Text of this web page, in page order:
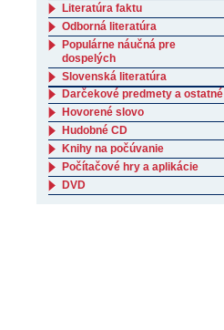
Literatúra faktu
Odborná literatúra
Populárne náučná pre
dospelých
Slovenská literatúra
Darčekové predmety a ostatné
Hovorené slovo
Hudobné CD
Knihy na počúvanie
Počítačové hry a aplikácie
DVD